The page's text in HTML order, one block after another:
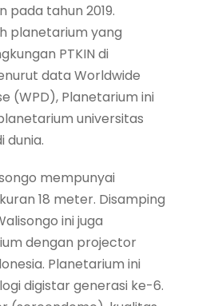
pada tahun 2019.
planetarium yang
PTKIN di
data Worldwide
(WPD), Planetarium ini
universitas
dunia.
mempunyai
18 meter. Disamping
ini juga
dengan projector
Planetarium ini
digistar generasi ke-6.